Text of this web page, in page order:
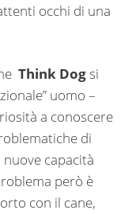
occhi di una
Think Dogsi
uomo –
a conoscere
di
capacità
però è
con il cane,